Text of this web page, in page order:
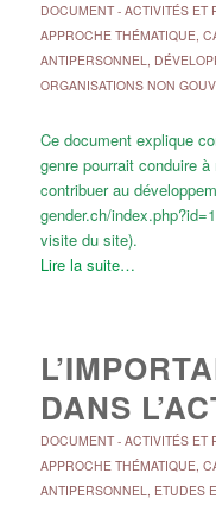
DOCUMENT- ACTIVITÉS ET
APPROCHE THÉMATIQUE,
ANTIPERSONNEL,
ORGANISATIONS NON
Ce document explique
genre pourrait conduire
contribuer au
gender.ch/
visite du site).
Lire la suite…
DANS
DOCUMENT- ACTIVITÉS ET
APPROCHE THÉMATIQUE,
ANTIPERSONNEL, ETUDES